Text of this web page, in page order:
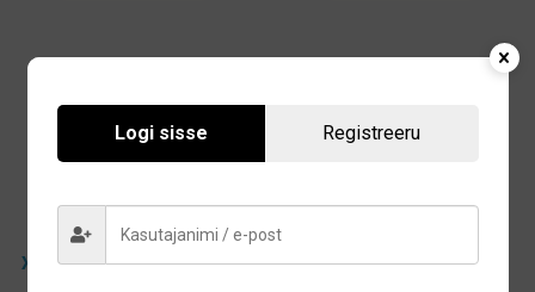
Жидкость для полоскания
Logi sisse Registreeru